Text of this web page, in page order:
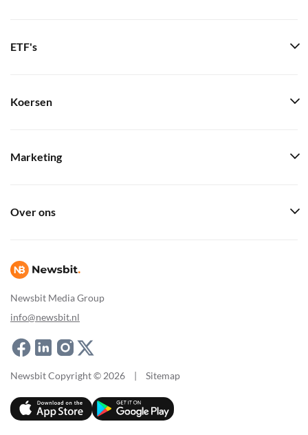
Newsbit Media Group
info@newsbit.nl
ETF's
Koersen
Marketing
Over ons
Newsbit Copyright © 2026 | Sitemap